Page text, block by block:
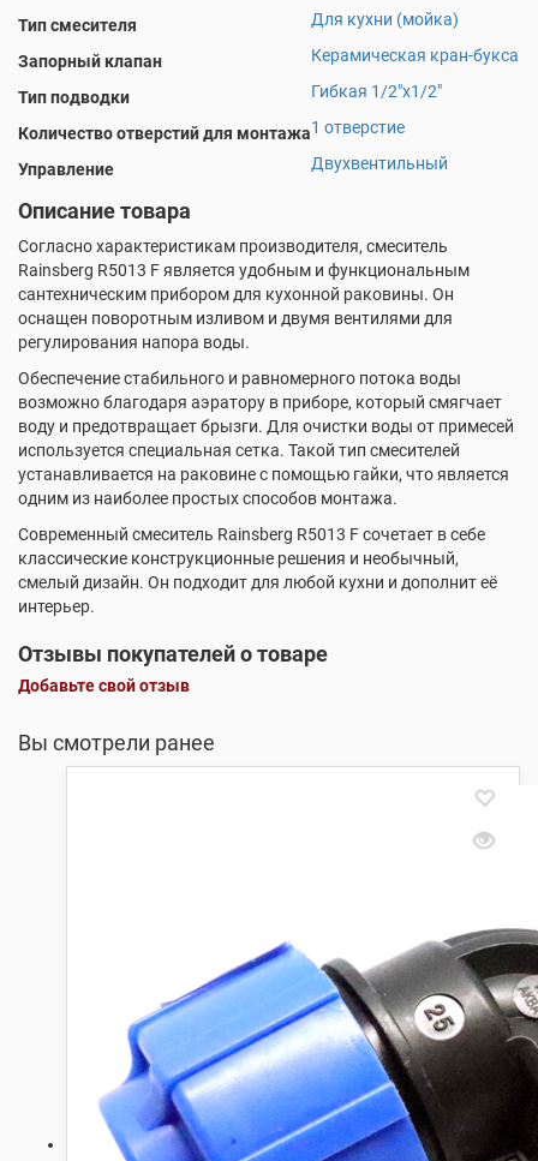
Тип смесителя Для кухни (мойка)
Запорный клапан Керамическая кран-букса
Тип подводки Гибкая 1/2"х1/2"
Количество отверстий для монтажа1 отверстие
Управление Двухвентильный
Описание товара
Согласно характеристикам производителя, смеситель
Rainsberg R5013 F является удобным и функциональным
сантехническим прибором для кухонной раковины. Он
оснащен поворотным изливом и двумя вентилями для
регулирования напора воды.
Обеспечение стабильного и равномерного потока воды
возможно благодаря аэратору в приборе, который смягчает
воду и предотвращает брызги. Для очистки воды от примесей
используется специальная сетка. Такой тип смесителей
устанавливается на раковине с помощью гайки, что является
одним из наиболее простых способов монтажа.
Современный смеситель Rainsberg R5013 F сочетает в себе
классические конструкционные решения и необычный,
смелый дизайн. Он подходит для любой кухни и дополнит её
интерьер.
Отзывы покупателей о товаре
Добавьте свой отзыв
Вы смотрели ранее